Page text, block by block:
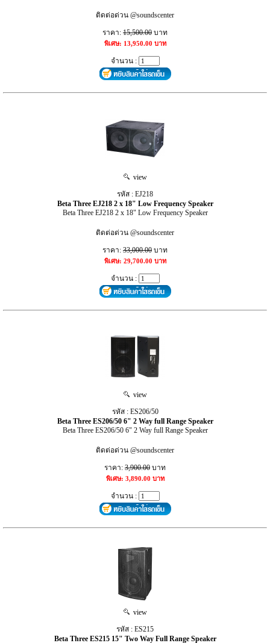
ติดต่อด่วน @soundscenter
ราคา: 15,500.00 บาท
พิเศษ: 13,950.00 บาท
จำนวน :
view
รหัส : EJ218
Beta Three EJ218 2 x 18" Low Frequency Speaker
Beta Three EJ218 2 x 18" Low Frequency Speaker
ติดต่อด่วน @soundscenter
ราคา: 33,000.00 บาท
พิเศษ: 29,700.00 บาท
จำนวน :
view
รหัส : ES206/50
Beta Three ES206/50 6" 2 Way full Range Speaker
Beta Three ES206/50 6" 2 Way full Range Speaker
ติดต่อด่วน @soundscenter
ราคา: 3,900.00 บาท
พิเศษ: 3,890.00 บาท
จำนวน :
view
รหัส : ES215
Beta Three ES215 15" Two Way Full Range Speaker